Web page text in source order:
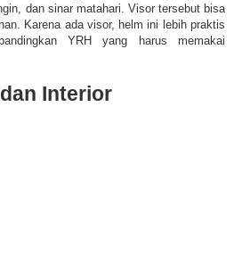
dan sinar matahari. Visor tersebut bisa
Karena ada visor, helm ini lebih praktis
YRH yang harus memakai
Interior